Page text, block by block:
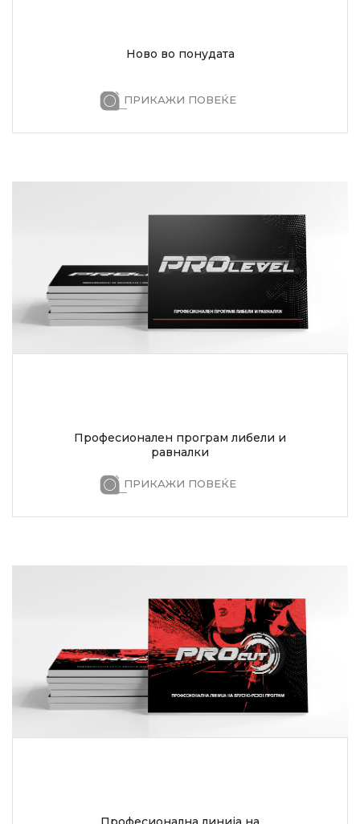
Ново во понудата
ПРИКАЖИ ПОВЕЌЕ
Професионален програм либели и
равналки
ПРИКАЖИ ПОВЕЌЕ